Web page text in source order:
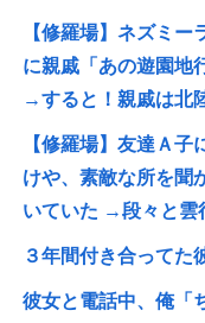
【修羅場】ネズミ
に親戚「あの遊園地
→すると！親戚は北
【修羅場】友達Ａ
けや、素敵な所を聞
いていた →段々と雲
３年間付き合ってた
彼女と電話中、俺「